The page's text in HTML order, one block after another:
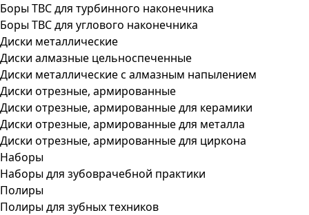
Боры ТВС для турбинного наконечника
Боры ТВС для углового наконечника
Диски металлические
Диски алмазные цельноспеченные
Диски металлические с алмазным напылением
Диски отрезные, армированные
Диски отрезные, армированные для керамики
Диски отрезные, армированные для металла
Диски отрезные, армированные для циркона
Наборы
Наборы для зубоврачебной практики
Полиры
Полиры для зубных техников